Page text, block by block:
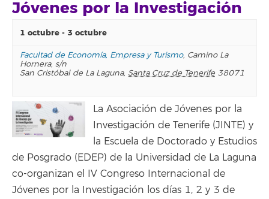
Jóvenes por la Investigación
1 octubre - 3 octubre
Facultad de Economía, Empresa y Turismo, Camino La
Hornera, s/n
San Cristóbal de La Laguna, Santa Cruz de Tenerife 38071
La Asociación de Jóvenes por la
Investigación de Tenerife (JINTE) y
la Escuela de Doctorado y Estudios
de Posgrado (EDEP) de la Universidad de La Laguna
co-organizan el IV Congreso Internacional de
Jóvenes por la Investigación los días 1, 2 y 3 de